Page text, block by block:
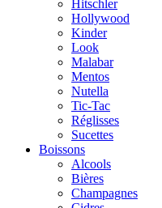
Hitschler
Hollywood
Kinder
Look
Malabar
Mentos
Nutella
Tic-Tac
Réglisses
Sucettes
Boissons
Alcools
Bières
Champagnes